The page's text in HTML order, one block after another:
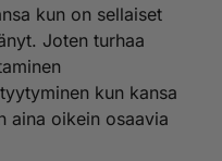
kun on sellaiset
Joten turhaa
kun kansa
aina oikein osaavia